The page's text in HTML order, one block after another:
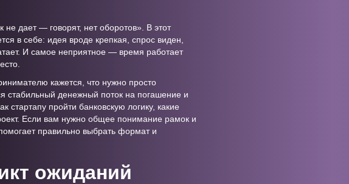
дает — говорят, нет оборотов». В этот
в себе: идея вроде крепкая, спрос виден,
И самое неприятное — время работает
кажется, что нужно просто
стабильный денежный поток на погашение и
стартапу пройти банковскую логику, какие
Если вам нужно общее понимание рамок и
правильно выбрать формат и
ожиданий